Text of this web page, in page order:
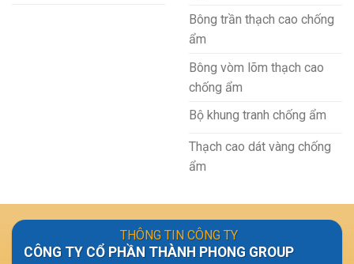
Bông trần thạch cao chống
ẩm
Bông vòm lõm thạch cao
chống ẩm
Bộ khung tranh chống ẩm
Thạch cao dát vàng chống
ẩm
THÔNG TIN CÔNG TY
CÔNG TY CỔ PHẦN THÀNH PHONG GROUP